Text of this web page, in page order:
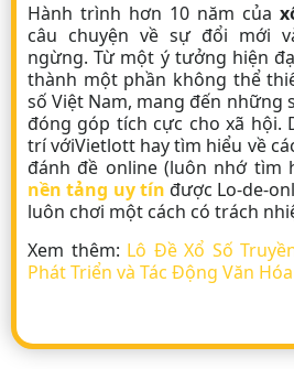
Hành trình hơn 10 năm của
câu chuyện về sự đổi mới
ngừng. Từ một ý tưởng hiện
thành một phần không thể
số Việt Nam, mang đến những
đóng góp tích cực cho xã hội.
trí vớiVietlott hay tìm hiểu về
đánh đề online(luôn nhớ tìm
nền tảng uy tín được Lo-de-
luôn chơi một cách có trách
Xem thêm: Lô Đề Xổ Số
Phát Triển và Tác Động Văn Hóa